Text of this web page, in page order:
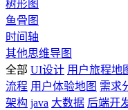
树形图
鱼骨图
时间轴
其他思维导图
全部 UI设计 用户旅程地
流程 用户体验地图 需求
架构 java 大数据 后端开